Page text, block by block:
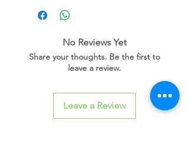
Sheet
No Reviews Yet
Share your thoughts. Be the first to
leave a review.
Leave a Review